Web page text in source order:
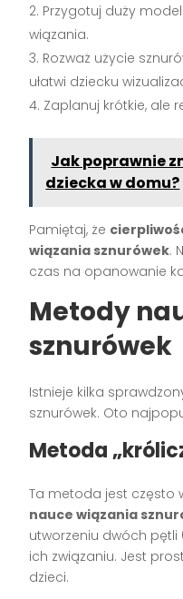
Przygotuj duży
wiązania.
Rozważ użycie
ułatwi dziecku
Zaplanuj krótkie, ale
Jak poprawnie
dziecka w domu?
Pamiętaj, że
wiązania sznurówek.
czas na opanowanie
Metody
sznurówek
Istnieje kilka
sznurówek. Oto
Metoda
Ta metoda jest często
nauce wiązania
utworzeniu dwóch pętli
ich związaniu. Jest
dzieci.